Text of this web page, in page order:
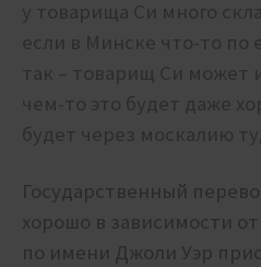
у товарища Си много
если в Минске что-то
так – товарищ Си может
чем-то это будет даже
будет через москалию
Государственный
хорошо в зависимости
по имени Джоли Уэр